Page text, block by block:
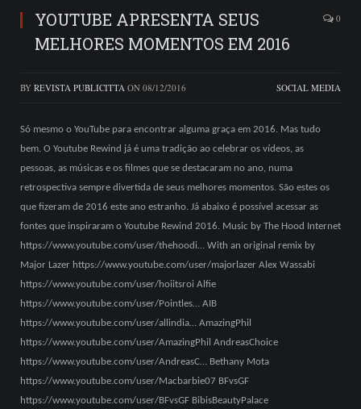
YOUTUBE APRESENTA SEUS
MELHORES MOMENTOS EM 2016
0
BY REVISTA PUBLICITTA ON 08/12/2016 SOCIAL MEDIA
Só mesmo o YouTube para encontrar alguma graça em 2016. Mas tudo
bem. O Youtube Rewind já é uma tradição ao celebrar os vídeos, as
pessoas, as músicas e os filmes que se destacaram no ano, numa
retrospectiva sempre divertida de seus melhores momentos. São estes os
que fizeram de 2016 este ano estranho. Já abaixo é possível acessar as
fontes que inspiraram o Youtube Rewind 2016. Music by The Hood Internet
https://www.youtube.com/user/thehoodi… With an original remix by
Major Lazer https://www.youtube.com/user/majorlazer Alex Wassabi
https://www.youtube.com/user/hoiitsroi Alfie
https://www.youtube.com/user/Pointles… AIB
https://www.youtube.com/user/allindia… AmazingPhil
https://www.youtube.com/user/AmazingPhil AndreasChoice
https://www.youtube.com/user/AndreasC… Bethany Mota
https://www.youtube.com/user/Macbarbie07 BFvsGF
https://www.youtube.com/user/BFvsGF BibisBeautyPalace